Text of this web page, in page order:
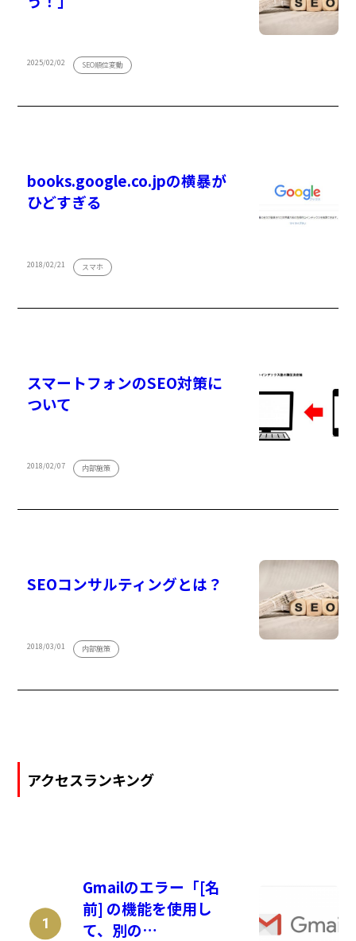
2025/02/02 SEO順位変動
books.google.co.jpの横暴が
ひどすぎる
2018/02/21 スマホ
スマートフォンのSEO対策に
ついて
2018/02/07 内部施策
SEOコンサルティングとは？
2018/03/01 内部施策
アクセスランキング
Gmailのエラー「[名
前] の機能を使用し
て、別の…